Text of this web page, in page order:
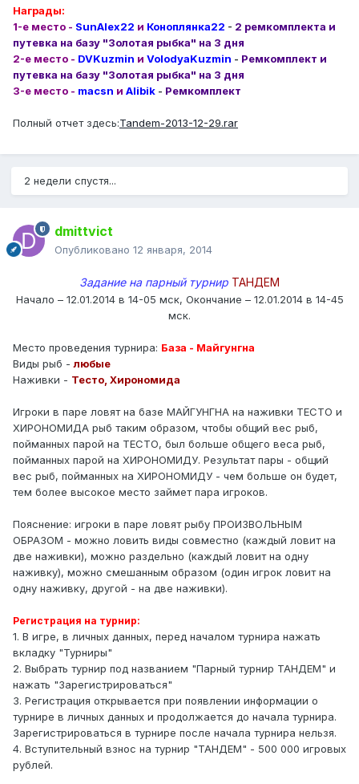
Награды:
1-е место - SunAlex22 и Коноплянка22 - 2 ремкомплекта и
путевка на базу "Золотая рыбка" на 3 дня
2-е место - DVKuzmin и VolodyaKuzmin - Ремкомплект и
путевка на базу "Золотая рыбка" на 3 дня
3-е место - macsn и Alibik - Ремкомплект
Полный отчет здесь:Tandem-2013-12-29.rar
2 недели спустя...
dmittvict
Опубликовано 12 января, 2014
Задание на парный турнир ТАНДЕМ
Начало – 12.01.2014 в 14-05 мск, Окончание – 12.01.2014 в 14-45
мск.
Место проведения турнира: База - Майгунгна
Виды рыб -любые
Наживки - Тесто, Хирономида
Игроки в паре ловят на базе МАЙГУНГНА на наживки ТЕСТО и
ХИРОНОМИДА рыб таким образом, чтобы общий вес рыб,
пойманных парой на ТЕСТО, был больше общего веса рыб,
пойманных парой на ХИРОНОМИДУ. Результат пары - общий
вес рыб, пойманных на ХИРОНОМИДУ - чем больше он будет,
тем более высокое место займет пара игроков.
Пояснение: игроки в паре ловят рыбу ПРОИЗВОЛЬНЫМ
ОБРАЗОМ - можно ловить виды совместно (каждый ловит на
две наживки), можно раздельно (каждый ловит на одну
наживку), можно смешанным образом (один игрок ловит на
одну наживку, другой - на две наживки).
Регистрация на турнир:
1. В игре, в личных данных, перед началом турнира нажать
вкладку "Турниры"
2. Выбрать турнир под названием "Парный турнир ТАНДЕМ" и
нажать "Зарегистрироваться"
3. Регистрация открывается при появлении информации о
турнире в личных данных и продолжается до начала турнира.
Зарегистрироваться в турнире после начала турнира нельзя.
4. Вступительный взнос на турнир "ТАНДЕМ" - 500 000 игровых
рублей.